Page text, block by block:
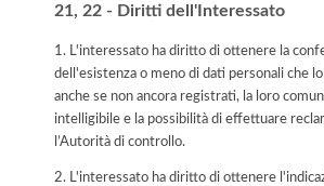
21, 22 - Diritti dell'Interessato
1. L'interessato ha diritto di ottenere la
dell'esistenza o meno di dati personali che
anche se non ancora registrati, la loro
intelligibile e la possibilità di effettuare
l’Autorità di controllo.
2. L'interessato ha diritto di ottenere